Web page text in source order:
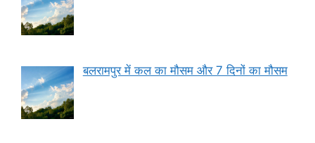
बलरामपुर में कल का मौसम और 7 दिनों का मौसम